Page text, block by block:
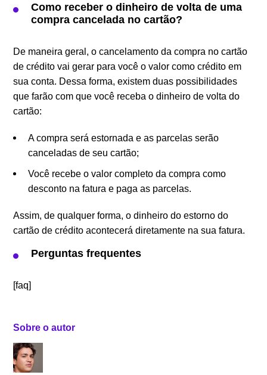
Como receber o dinheiro de volta de uma
compra cancelada no cartão?
De maneira geral, o cancelamento da compra no cartão
de crédito vai gerar para você o valor como crédito em
sua conta. Dessa forma, existem duas possibilidades
que farão com que você receba o dinheiro de volta do
cartão:
A compra será estornada e as parcelas serão
canceladas de seu cartão;
Você recebe o valor completo da compra como
desconto na fatura e paga as parcelas.
Assim, de qualquer forma, o dinheiro do estorno do
cartão de crédito acontecerá diretamente na sua fatura.
Perguntas frequentes
[faq]
Sobre o autor